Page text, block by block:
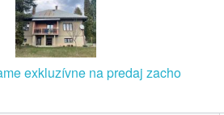
exkluzívne na predaj zacho